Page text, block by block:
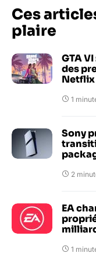
Ces
plaire
GTA
des
Netflix
1
Sony
2
EA
1